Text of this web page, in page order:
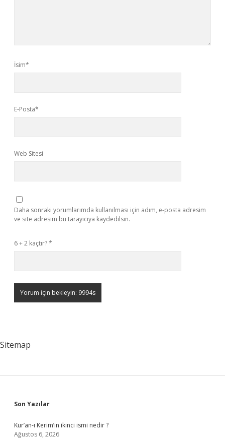
İsim*
E-Posta*
Web Sitesi
Daha sonraki yorumlarımda kullanılması için adım, e-posta adresim
ve site adresim bu tarayıcıya kaydedilsin.
6 + 2 kaçtır?*
Sitemap
Sidebar
Son Yazılar
Kur’an-ı Kerim’in ikinci ismi nedir ?
Ağustos 6, 2026